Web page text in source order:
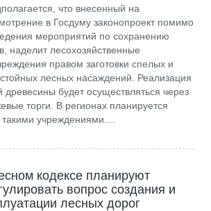
что внесенный на
в Госдуму законопроект помимо
мероприятий по сохранению
наделит лесохозяйственные
правом заготовки спелых и
лесных насаждений. Реализация
древесины будет осуществляться через
торги. В регионах планируется
учреждениями....
кодексе планируют
вопрос создания и
лесных дорог